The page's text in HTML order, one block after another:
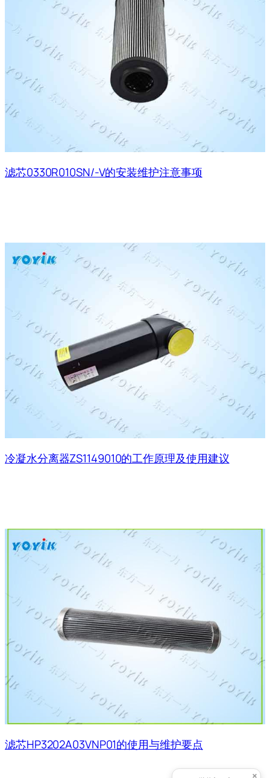
滤芯0330R010SN/-V的安装维护注意事项
冷凝水分离器ZS1149010的工作原理及使用建议
滤芯HP3202A03VNP01的使用与维护要点